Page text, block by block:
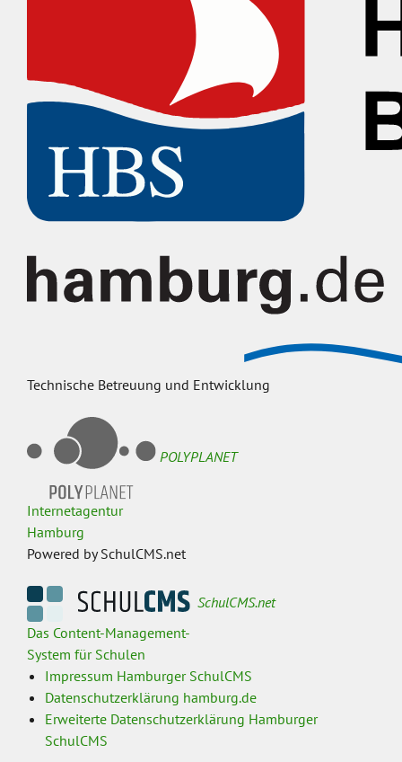
Technische Betreuung und Entwicklung
POLYPLANET
Internetagentur
Hamburg
Powered by SchulCMS.net
SchulCMS.net
Das Content-Management-
System für Schulen
Impressum Hamburger SchulCMS
Datenschutzerklärung hamburg.de
Erweiterte Datenschutzerklärung Hamburger
SchulCMS